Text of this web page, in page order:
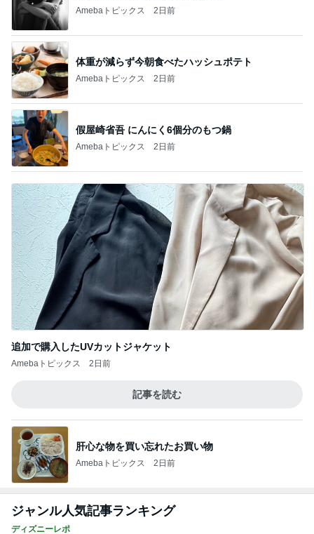
Amebaトピックス 2日前
体重が減らず今朝食べたハッシュポテト
Amebaトピックス 2日前
假屋崎省吾 にんにく6個分のもつ鍋
Amebaトピックス 2日前
追加で購入したUVカットジャケット
Amebaトピックス 2日前
記事を読む
肝心な物を買い忘れたお買い物
Amebaトピックス 2日前
ジャンル人気記事ランキング
ディズニーレポ